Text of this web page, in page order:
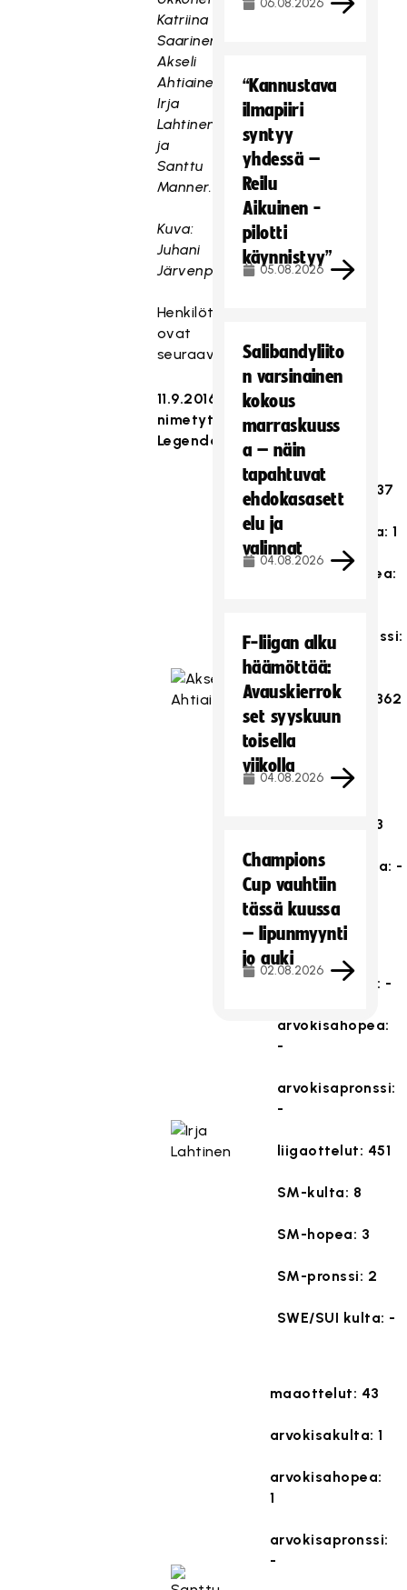
Katriina
Saarinen,
Akseli
Ahtiainen,
Irja
Lahtinen
ja
Santtu
Manner.
Kuva:
Juhani
Järvenpää.
Henkilöt
ovat
seuraavat:
11.9.2016
nimetyt
Legendat
maaottelut: 37
arvokisakulta: 1
arvokisahopea:
arvokisapronssi:
-
liigaottelut: 362
SM-kulta: 5
SM-hopea: 1
SM-pronssi: 3
SWE/SUI kulta: -
maaottelut: 11
arvokisakulta: -
arvokisahopea:
-
arvokisapronssi:
-
liigaottelut: 451
SM-kulta: 8
SM-hopea: 3
SM-pronssi: 2
SWE/SUI kulta: -
maaottelut: 43
arvokisakulta: 1
arvokisahopea:
1
arvokisapronssi:
-
06.08.2026
“Kannustava
ilmapiiri
syntyy
yhdessä –
Reilu
Aikuinen -
pilotti
käynnistyy”
05.08.2026
Salibandyliito
n varsinainen
kokous
marraskuuss
a – näin
tapahtuvat
ehdokasasett
elu ja
valinnat
04.08.2026
F-liigan alku
häämöttää:
Avauskierrok
set syyskuun
toisella
viikolla
04.08.2026
Champions
Cup vauhtiin
tässä kuussa
– lipunmyynti
jo auki
02.08.2026